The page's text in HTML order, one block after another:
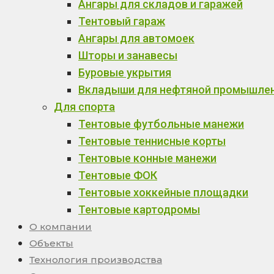
Ангары для складов и гаражей
Тентовый гараж
Ангары для автомоек
Шторы и занавесы
Буровые укрытия
Вкладыши для нефтяной
Для спорта
Тентовые футбольные манежи
Тентовые теннисные корты
Тентовые конные манежи
Тентовые ФОК
Тентовые хоккейные площадки
Тентовые картодромы
О компании
Объекты
Технология производства